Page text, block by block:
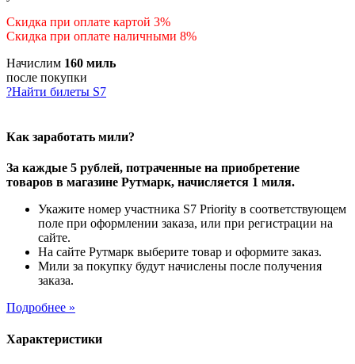
Скидка при оплате картой 3%
Скидка при оплате наличными 8%
Начислим 160 миль
после покупки
?Найти билеты S7
Как заработать мили?
За каждые 5 рублей, потраченные на приобретение
товаров в магазине Рутмарк, начисляется 1 миля.
Укажите номер участника S7 Priority в соответствующем
поле при оформлении заказа, или при регистрации на
сайте.
На сайте Рутмарк выберите товар и оформите заказ.
Мили за покупку будут начислены после получения
заказа.
Подробнее »
Характеристики